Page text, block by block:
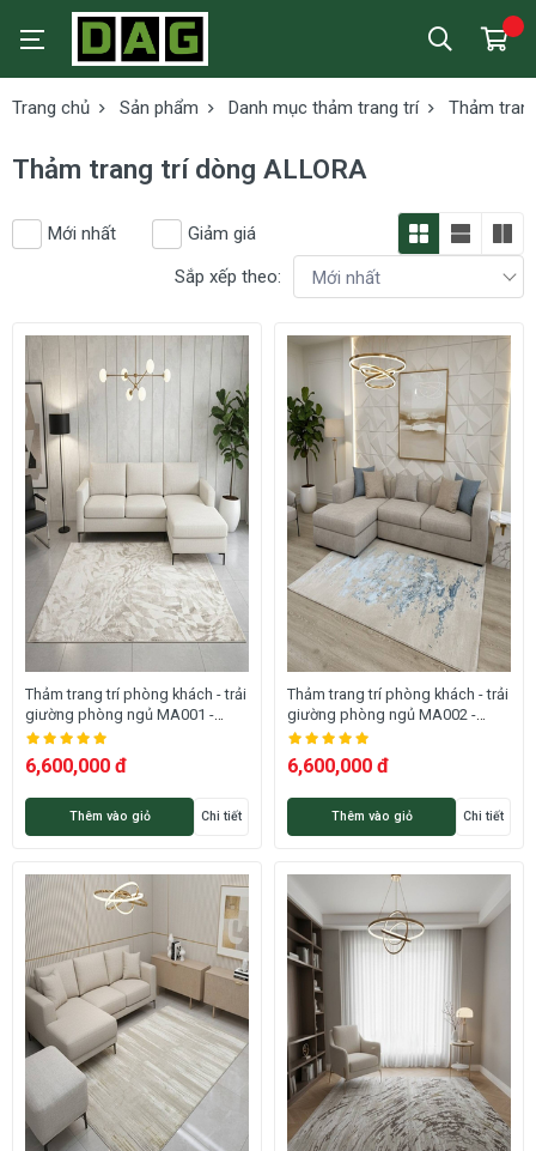
Trang chủ Sản phẩm Danh mục thảm trang trí Thảm
Thảm trang trí dòng ALLORA
Mới nhất
Giảm giá
Sắp xếp theo:
Thảm trang trí phòng khách - trải
giường phòng ngủ MA001 -
ALLORA
6,600,000 đ
Thêm vào giỏ Chi tiết
Thảm trang trí phòng khách - trải
giường phòng ngủ MA002 -
ALLORA
6,600,000 đ
Thêm vào giỏ Chi tiết